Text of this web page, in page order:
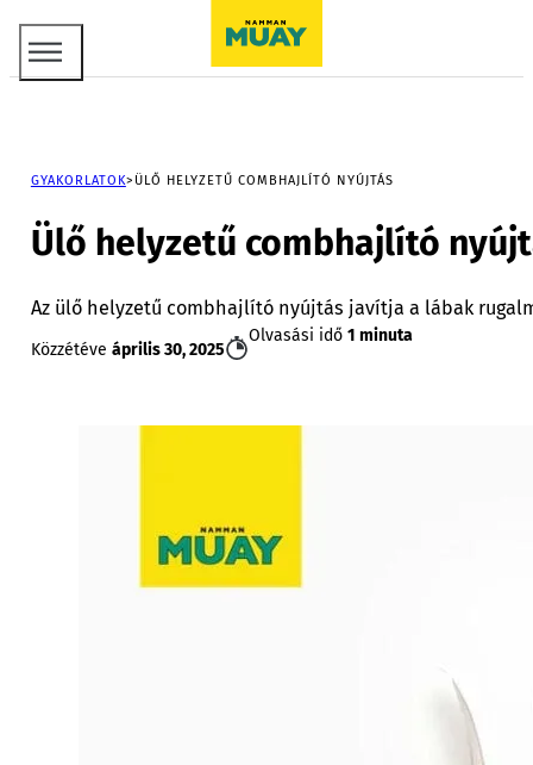
GYAKORLATOK ÜLŐ HELYZETŰ COMBHAJLÍTÓ NYÚJTÁS
Ülő helyzetű combhajlító
Az ülő helyzetű combhajlító nyújtás javítja a lábak
Közzétéve április 30, 2025
Olvasási idő 1 minuta